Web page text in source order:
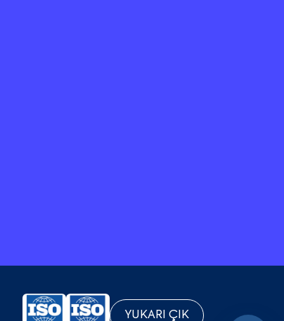
YUKARI ÇIK